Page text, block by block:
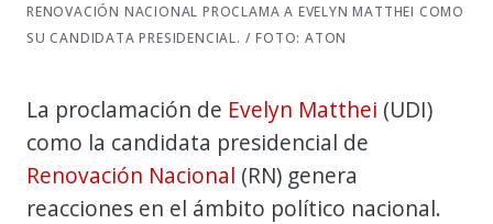
RENOVACIÓN NACIONAL PROCLAMA A EVELYN MATTHEI COMO
SU CANDIDATA PRESIDENCIAL. / FOTO: ATON
La proclamación de Evelyn Matthei (UDI)
como la candidata presidencial de
Renovación Nacional (RN) genera
reacciones en el ámbito político nacional.